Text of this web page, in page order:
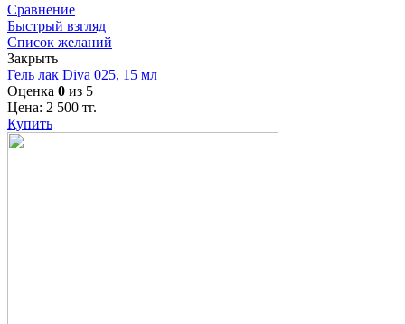
Сравнение
Быстрый взгляд
Список желаний
Закрыть
Гель лак Diva 025, 15 мл
Оценка 0 из 5
Цена: 2 500 тг.
Купить